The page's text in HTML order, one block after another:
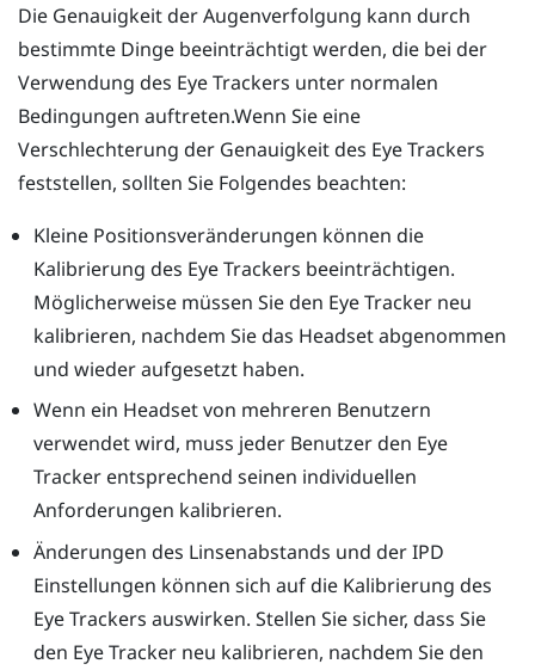
Die Genauigkeit der Augenverfolgung kann durch
bestimmte Dinge beeinträchtigt werden, die bei der
Verwendung des Eye Trackers unter normalen
Bedingungen auftreten.Wenn Sie eine
Verschlechterung der Genauigkeit des Eye Trackers
feststellen, sollten Sie Folgendes beachten:
Kleine Positionsveränderungen können die
Kalibrierung des Eye Trackers beeinträchtigen.
Möglicherweise müssen Sie den Eye Tracker neu
kalibrieren, nachdem Sie das Headset abgenommen
und wieder aufgesetzt haben.
Wenn ein Headset von mehreren Benutzern
verwendet wird, muss jeder Benutzer den Eye
Tracker entsprechend seinen individuellen
Anforderungen kalibrieren.
Änderungen des Linsenabstands und der IPD
Einstellungen können sich auf die Kalibrierung des
Eye Trackers auswirken. Stellen Sie sicher, dass Sie
den Eye Tracker neu kalibrieren, nachdem Sie den